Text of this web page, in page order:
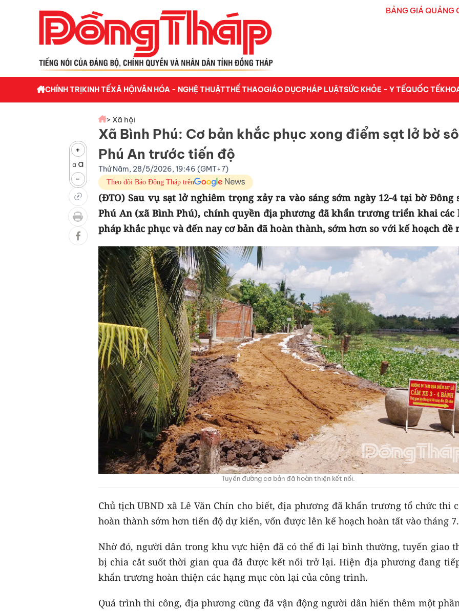
BẢNG GIÁ QUẢNG
CHÍNH TRỊKINH TẾXÃ HỘIVĂN HÓA - NGHỆ THUẬTTHỂ THAOGIÁO DỤCPHÁP LUẬTSỨC KHỎE - Y TẾQUỐC TẾ
+
a a
-
> Xã hội
Xã Bình Phú: Cơ bản khắc phục xong điểm sạt lở bờ
Phú An trước tiến độ
Thứ Năm, 28/5/2026, 19:46 (GMT+7)
Theo dõi Báo Đồng Tháp trên
(ĐTO) Sau vụ sạt lở nghiêm trọng xảy ra vào sáng sớm ngày 12-4 tại bờ Đông
Phú An (xã Bình Phú), chính quyền địa phương đã khẩn trương triển khai các
pháp khắc phục và đến nay cơ bản đã hoàn thành, sớm hơn so với kế hoạch đề
Tuyến đường cơ bản đã hoàn thiện kết nối.
Chủ tịch UBND xã Lê Văn Chín cho biết, địa phương đã khẩn trương tổ chức thi
hoàn thành sớm hơn tiến độ dự kiến, vốn được lên kế hoạch hoàn tất vào tháng
Nhờ đó, người dân trong khu vực hiện đã có thể đi lại bình thường, tuyến giao
bị chia cắt suốt thời gian qua đã được kết nối trở lại. Hiện địa phương đang
khẩn trương hoàn thiện các hạng mục còn lại của công trình.
Quá trình thi công, địa phương cũng đã vận động người dân hiến thêm một